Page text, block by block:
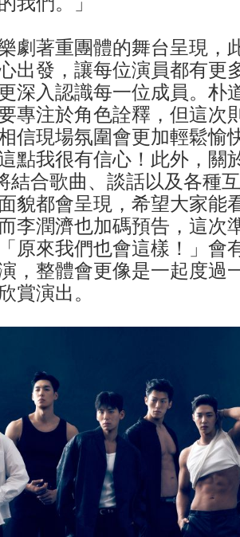
劇著重團體的舞台呈現，
出發，讓每位演員都有更
深入認識每一位成員。朴
專注於角色詮釋，但這次
信現場氛圍會更加輕鬆愉
點我很有信心！此外，關
結合歌曲、談話以及各種
貌都會呈現，希望大家能
李潤濟也加碼預告，這次
原來我們也會這樣！」會
，整體會更像是一起度過
賞演出。